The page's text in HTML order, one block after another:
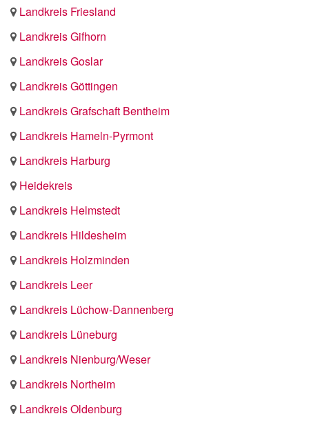
Landkreis Friesland
Landkreis Gifhorn
Landkreis Goslar
Landkreis Göttingen
Landkreis Grafschaft Bentheim
Landkreis Hameln-Pyrmont
Landkreis Harburg
Heidekreis
Landkreis Helmstedt
Landkreis Hildesheim
Landkreis Holzminden
Landkreis Leer
Landkreis Lüchow-Dannenberg
Landkreis Lüneburg
Landkreis Nienburg/Weser
Landkreis Northeim
Landkreis Oldenburg